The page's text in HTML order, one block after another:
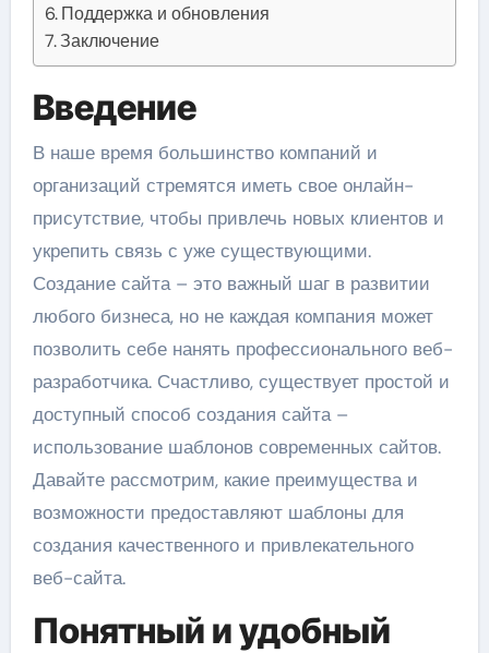
Поддержка и обновления
Заключение
Введение
В наше время большинство компаний и
организаций стремятся иметь свое онлайн-
присутствие, чтобы привлечь новых клиентов и
укрепить связь с уже существующими.
Создание сайта – это важный шаг в развитии
любого бизнеса, но не каждая компания может
позволить себе нанять профессионального веб-
разработчика. Счастливо, существует простой и
доступный способ создания сайта –
использование шаблонов современных сайтов.
Давайте рассмотрим, какие преимущества и
возможности предоставляют шаблоны для
создания качественного и привлекательного
веб-сайта.
Понятный и удобный